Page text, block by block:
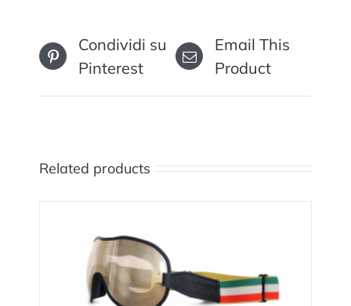
Condividi su
Pinterest
Email This
Product
Related products